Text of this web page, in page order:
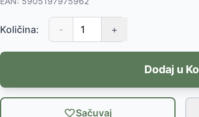
Količina: - +
Dodaj u
Sačuvaj